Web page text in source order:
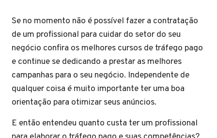
Se no momento não é possível fazer a contratação
de um profissional para cuidar do setor do seu
negócio confira os melhores cursos de tráfego pago
e continue se dedicando a prestar as melhores
campanhas para o seu negócio. Independente de
qualquer coisa é muito importante ter uma boa
orientação para otimizar seus anúncios.
E então entendeu quanto custa ter um profissional